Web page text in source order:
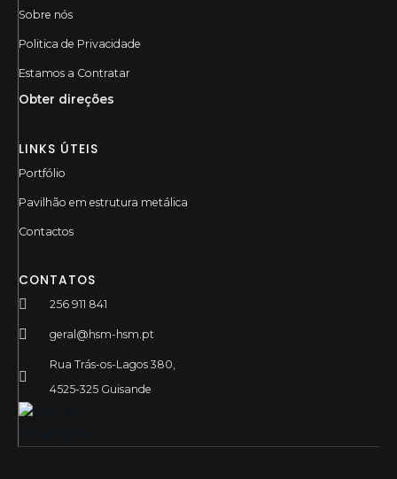
Sobre nós
Politica de Privacidade
Estamos a Contratar
Obter direções
LINKS ÚTEIS
Portfólio
Pavilhão em estrutura metálica
Contactos
CONTATOS
256 911 841
geral@hsm-hsm.pt
Rua Trás-os-Lagos 380,
4525-325 Guisande